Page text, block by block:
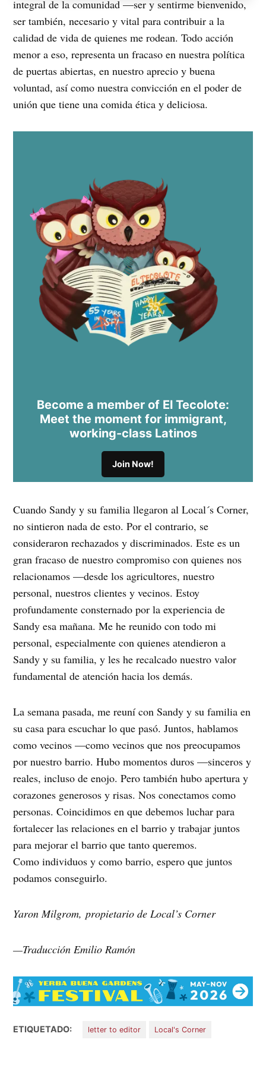
integral de la comunidad —ser y sentirme bienvenido,
ser también, necesario y vital para contribuir a la
calidad de vida de quienes me rodean. Todo acción
menor a eso, representa un fracaso en nuestra política
de puertas abiertas, en nuestro aprecio y buena
voluntad, así como nuestra convicción en el poder de
unión que tiene una comida ética y deliciosa.
Become a member of El Tecolote:
Meet the moment for immigrant,
working-class Latinos
Join Now!
Cuando Sandy y su familia llegaron al Local´s Corner,
no sintieron nada de esto. Por el contrario, se
consideraron rechazados y discriminados. Este es un
gran fracaso de nuestro compromiso con quienes nos
relacionamos —desde los agricultores, nuestro
personal, nuestros clientes y vecinos. Estoy
profundamente consternado por la experiencia de
Sandy esa mañana. Me he reunido con todo mi
personal, especialmente con quienes atendieron a
Sandy y su familia, y les he recalcado nuestro valor
fundamental de atención hacia los demás.
La semana pasada, me reuní con Sandy y su familia en
su casa para escuchar lo que pasó. Juntos, hablamos
como vecinos —como vecinos que nos preocupamos
por nuestro barrio. Hubo momentos duros —sinceros y
reales, incluso de enojo. Pero también hubo apertura y
corazones generosos y risas. Nos conectamos como
personas. Coincidimos en que debemos luchar para
fortalecer las relaciones en el barrio y trabajar juntos
para mejorar el barrio que tanto queremos.
Como individuos y como barrio, espero que juntos
podamos conseguirlo.
Yaron Milgrom, propietario de Local’s Corner
—Traducción Emilio Ramón
ETIQUETADO: letter to editor Local's Corner